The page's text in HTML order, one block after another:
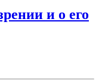
и о его